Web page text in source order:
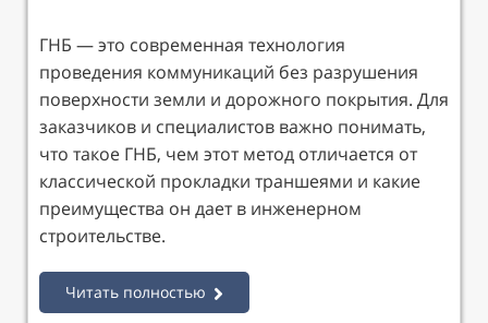
ГНБ — это современная технология
проведения коммуникаций без разрушения
поверхности земли и дорожного покрытия. Для
заказчиков и специалистов важно понимать,
что такое ГНБ, чем этот метод отличается от
классической прокладки траншеями и какие
преимущества он дает в инженерном
строительстве.
Читать полностью